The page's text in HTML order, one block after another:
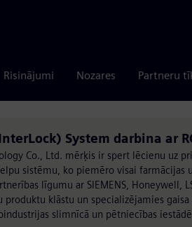
Risinājumi Nozares Partneru
System darbina ar
Co., Ltd. mērķis ir spert lēcienu uz
sistēmu, ko piemēro visai farmācijas
līgumu ar SIEMENS, Honeywell,
produktu klāstu un specializējamies
slimnīcā un pētniecības